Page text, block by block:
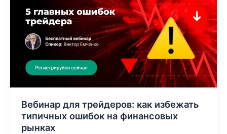
Вебинар для трейдеров: как избежать
типичных ошибок на финансовых
рынках
как
избежать
типичных
ошибок
на
финансовых
рынках